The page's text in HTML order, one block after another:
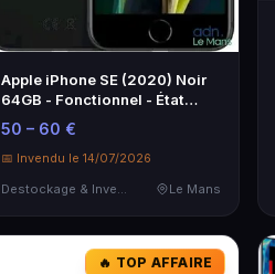
Apple iPhone SE (2020) Noir
64GB - Fonctionnel - État
correct
50 – 60 €
📅 Invendu le 14/07/2026
Destockage & Invendus
Le Mans
🔥 TOP AFFAIRE